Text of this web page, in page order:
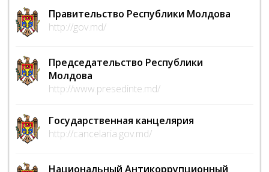
Правительство Республики Молдова
http://gov.md/
Председательство Республики
Молдова
http://www.presedinte.md/
Государственная канцелярия
http://cancelaria.gov.md/
Национальный Антикоррупционный